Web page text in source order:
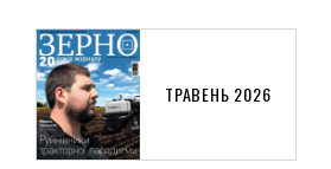
ТРАВЕНЬ 2026